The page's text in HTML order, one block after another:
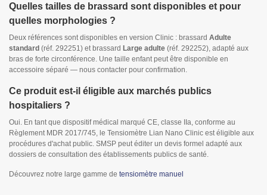
Quelles tailles de brassard sont disponibles et pour
quelles morphologies ?
Deux références sont disponibles en version Clinic : brassard Adulte
standard (réf. 292251) et brassard Large adulte (réf. 292252), adapté aux
bras de forte circonférence. Une taille enfant peut être disponible en
accessoire séparé — nous contacter pour confirmation.
Ce produit est-il éligible aux marchés publics
hospitaliers ?
Oui. En tant que dispositif médical marqué CE, classe IIa, conforme au
Règlement MDR 2017/745, le Tensiomètre Lian Nano Clinic est éligible aux
procédures d'achat public. SMSP peut éditer un devis formel adapté aux
dossiers de consultation des établissements publics de santé.
Découvrez notre large gamme de tensiomètre manuel